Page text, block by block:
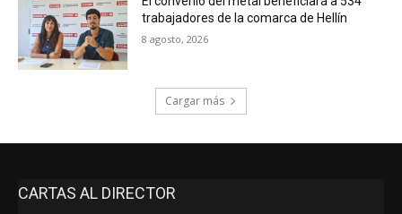
trabajadores de la comarca de Hellín
8 agosto, 2026
Cargar más
CARTAS AL DIRECTOR